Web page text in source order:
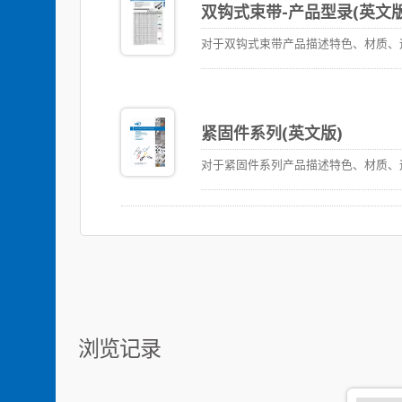
双钩式束带-产品型录(英文
对于双钩式束带产品描述特色、材质、
紧固件系列(英文版)
对于紧固件系列产品描述特色、材质、
浏览记录